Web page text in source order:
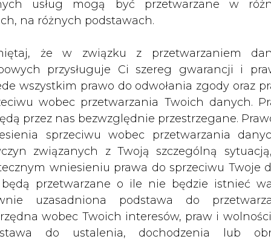
usług mogą być przetwarzane w
na różnych podstawach.
że w związku z przetwarzaniem
przysługuje Ci szereg gwarancji i
wszystkim prawo do odwołania zgody oraz
wobec przetwarzania Twoich danych.
przez nas bezwzględnie przestrzegane.
sprzeciwu wobec przetwarzania
związanych z Twoją szczególną
wniesieniu prawa do sprzeciwu Twoje
przetwarzane o ile nie będzie istnieć
uzasadniona podstawa do
wobec Twoich interesów, praw i
do ustalenia, dochodzenia lub
dostać wsparcie, ponieważ technologia
może pozwalać na oszczędności paliwa
emisji zanieczyszczeń do atmosfery. Według
większe jest bezpieczeństwo energetyczne
przedsiębiorstwa energetyczne sprzedające
świadectwa jego pochodzenia z kogeneracji
będą mogły trafić na rynek giełdowy.
energii będzie musiał mieć
on podany przez ministra
zakłada, że odsetek ten będzie
r. Resort gospodarki chce, aby nowe